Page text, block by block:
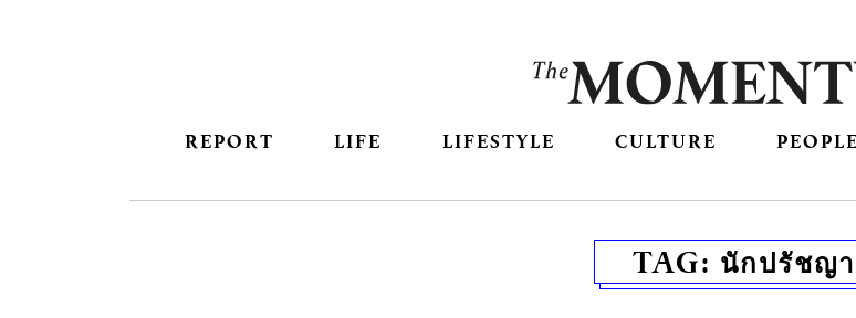
REPORT LIFE LIFESTYLE CULTURE PEOPLE
TAG: นักปรัชญา